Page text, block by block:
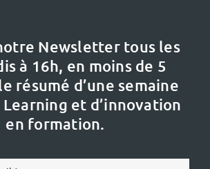
Newsletter tous les
à 16h, en moins de 5
résumé d’une semaine
et d’innovation
en formation.